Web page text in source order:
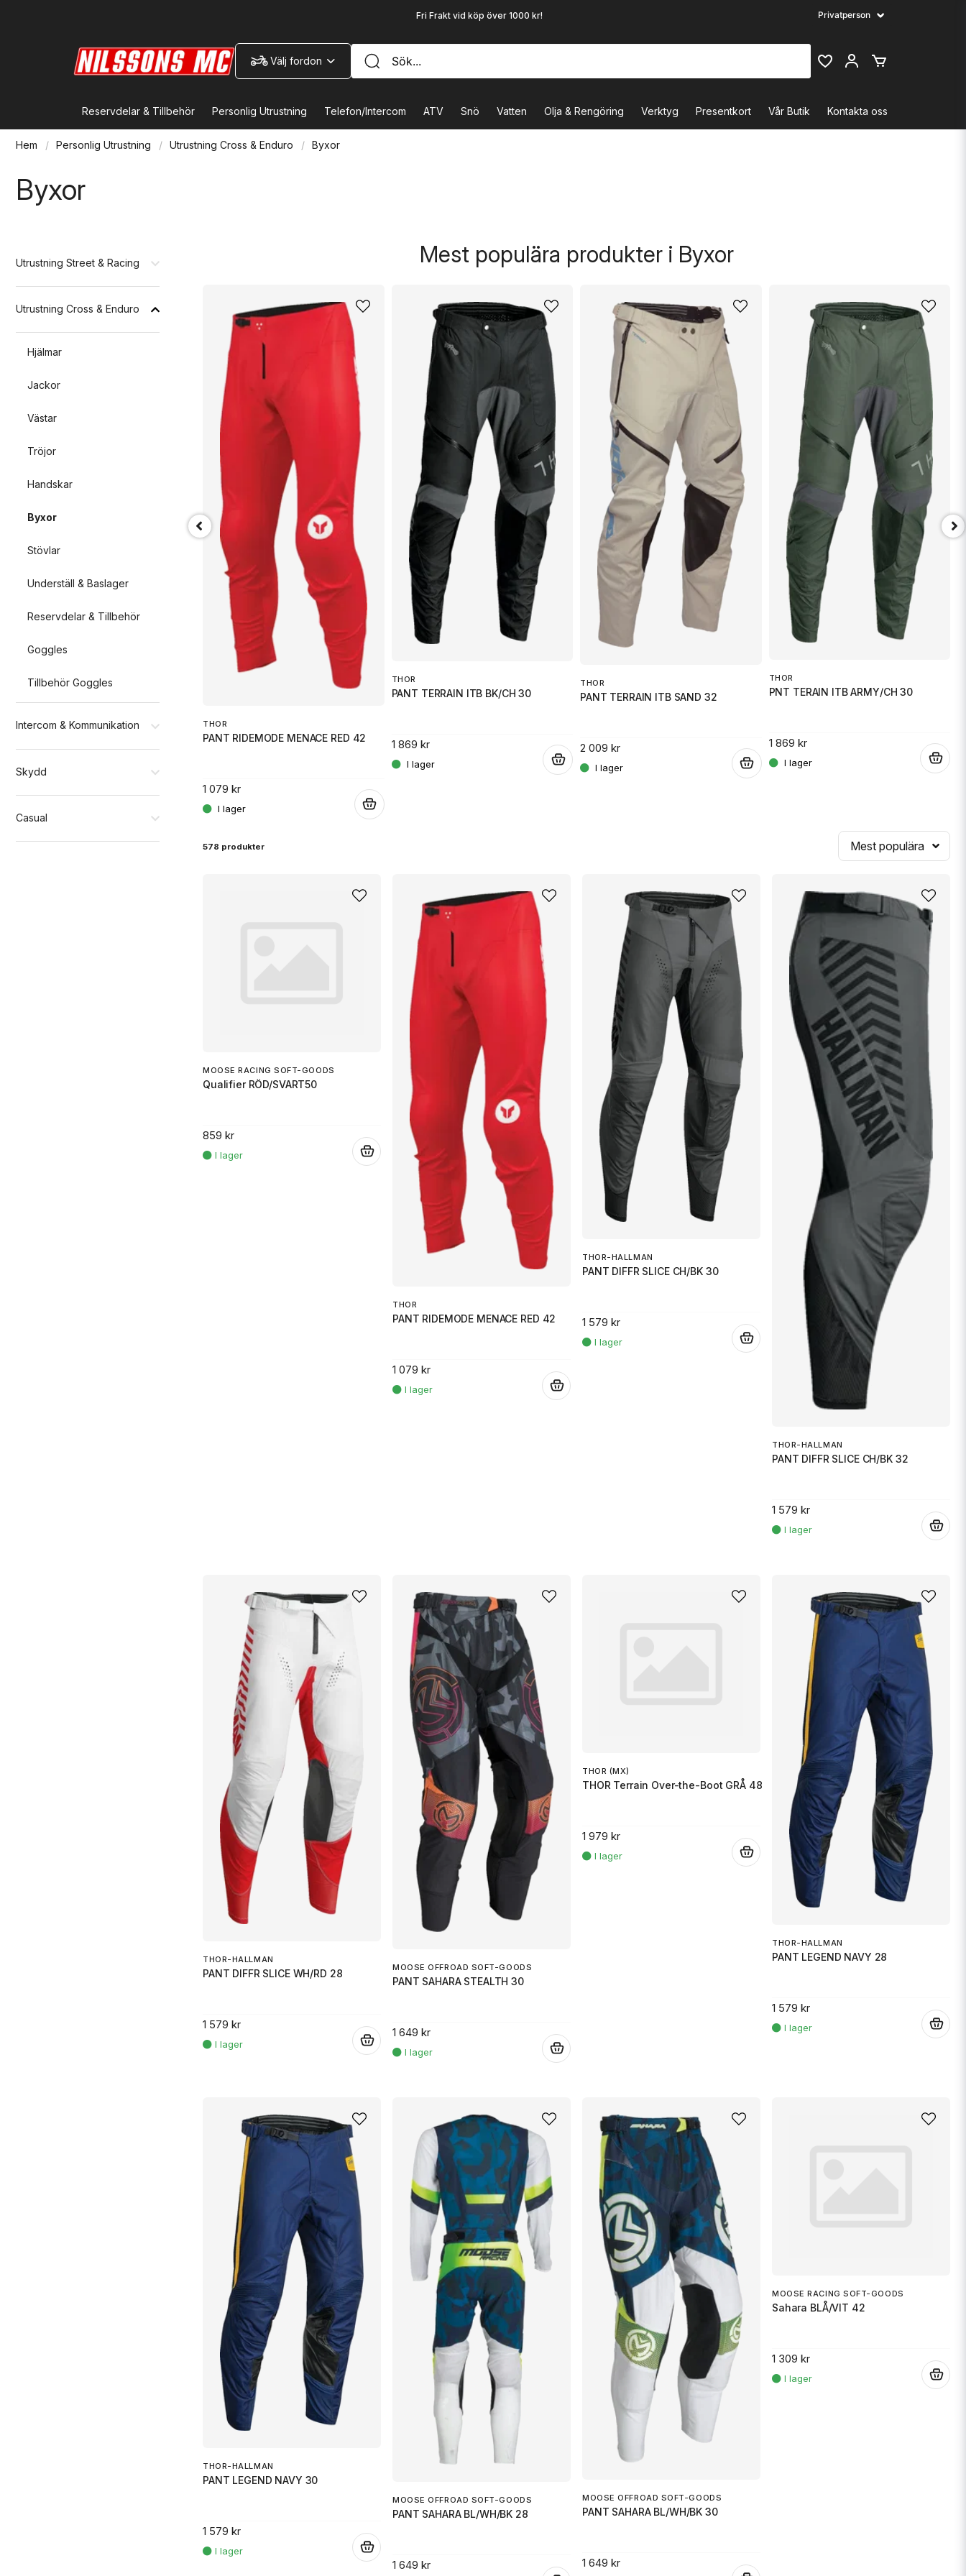
Fri Frakt vid köp över 1000 kr!
Välj fordon
Reservdelar & Tillbehör Personlig Utrustning Telefon/Intercom ATV Snö Vatten Olja & Rengöring Verktyg Presentkort Vår Butik Kontakta oss
Hem Personlig Utrustning Utrustning Cross & Enduro Byxor
Byxor
Utrustning Street & Racing
Utrustning Cross & Enduro
Hjälmar
Jackor
Västar
Tröjor
Handskar
Byxor
Stövlar
Underställ & Baslager
Reservdelar & Tillbehör
Goggles
Tillbehör Goggles
Intercom & Kommunikation
Skydd
Casual
Mest populära produkter i Byxor
PANT 4W FLUID APEX VIOLET/WHI 34
THOR
PANT RIDEMODE MENACE RED 42
1 079 kr
THOR
PANT TERRAIN ITB BK/CH 30
1 869 kr
THOR
PANT TERRAIN ITB SAND 32
2 009 kr
THOR
PNT TERAIN ITB ARMY/CH 30
1 869 kr
578 produkter Mest populära
MOOSE RACING SOFT-GOODS
Qualifier RÖD/SVART50
859 kr
THOR
PANT RIDEMODE MENACE RED 42
1 079 kr
THOR-HALLMAN
PANT DIFFR SLICE CH/BK 30
1 579 kr
THOR-HALLMAN
PANT DIFFR SLICE CH/BK 32
1 579 kr
THOR-HALLMAN
PANT DIFFR SLICE WH/RD 28
1 579 kr
MOOSE OFFROAD SOFT-GOODS
PANT SAHARA STEALTH 30
1 649 kr
THOR (MX)
THOR Terrain Over-the-Boot GRÅ 48
1 979 kr
THOR-HALLMAN
PANT LEGEND NAVY 28
1 579 kr
THOR-HALLMAN
PANT LEGEND NAVY 30
1 579 kr
MOOSE OFFROAD SOFT-GOODS
PANT SAHARA BL/WH/BK 28
1 649 kr
MOOSE OFFROAD SOFT-GOODS
PANT SAHARA BL/WH/BK 30
1 649 kr
MOOSE RACING SOFT-GOODS
Sahara BLÅ/VIT 42
1 309 kr